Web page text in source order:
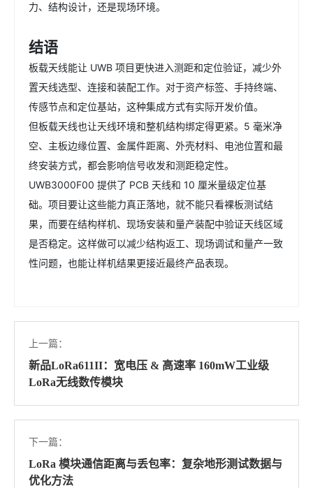
力、结构设计，还是现场环境。
结语
板载天线能让 UWB 项目更快进入测距和定位验证，减少外
置天线选型、连接和装配工作。对于资产标签、手持终端、
传感节点和定位基站，这种集成方式有实际开发价值。
但板载天线也让天线环境和整机结构绑定得更紧。5 毫米净
空、主板边缘位置、金属件距离、外壳材料、电池位置和最
终安装方式，都会影响信号收发和测距稳定性。
UWB3000F00 提供了 PCB 天线和 10 厘米量级定位基
础。项目要让这些能力真正落地，就不能只看裸板测试结
果，而要在结构样机、现场安装和量产装配中验证天线区域
是否稳定。这样做可以减少结构返工、现场调试和量产一致
性问题，也能让样机结果更接近最终产品表现。
上一篇：
新品LoRa611II：宽电压 & 高速率 160mW工业级
LoRa无线数传模块
下一篇：
LoRa 模块通信距离与丢包率：复杂地形测试数据与
优化方法